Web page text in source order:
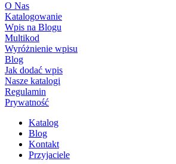
O Nas
Katalogowanie
Wpis na Blogu
Multikod
Wyróżnienie wpisu
Blog
Jak dodać wpis
Nasze katalogi
Regulamin
Prywatność
Katalog
Blog
Kontakt
Przyjaciele